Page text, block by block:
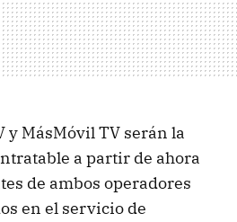
y MásMóvil TV serán la
a partir de ahora
de ambos operadores
en el servicio de